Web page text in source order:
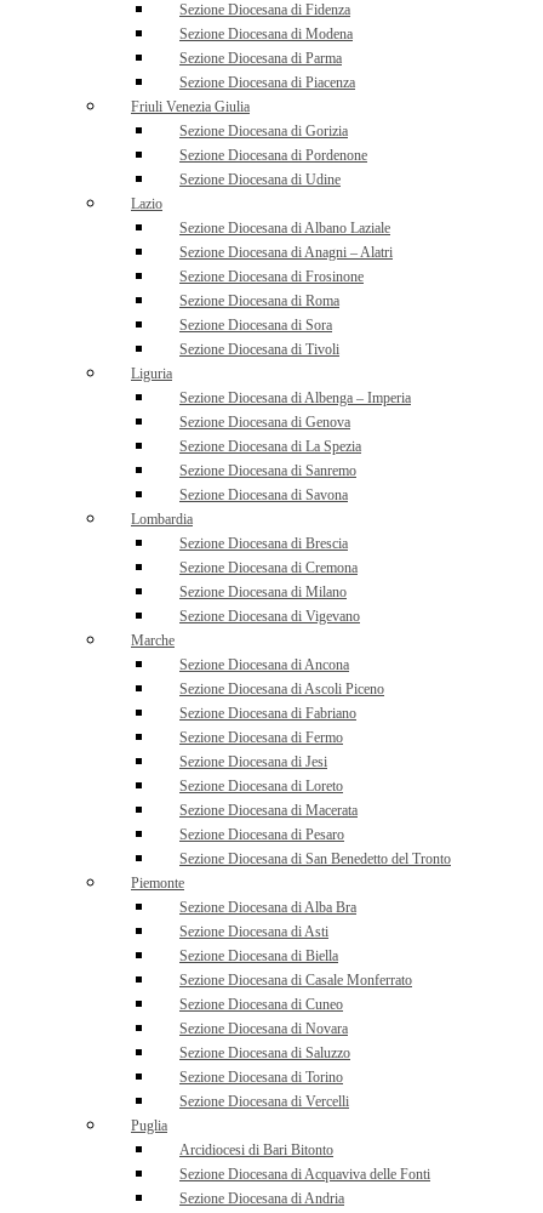
Sezione Diocesana di Fidenza
Sezione Diocesana di Modena
Sezione Diocesana di Parma
Sezione Diocesana di Piacenza
Friuli Venezia Giulia
Sezione Diocesana di Gorizia
Sezione Diocesana di Pordenone
Sezione Diocesana di Udine
Lazio
Sezione Diocesana di Albano Laziale
Sezione Diocesana di Anagni – Alatri
Sezione Diocesana di Frosinone
Sezione Diocesana di Roma
Sezione Diocesana di Sora
Sezione Diocesana di Tivoli
Liguria
Sezione Diocesana di Albenga – Imperia
Sezione Diocesana di Genova
Sezione Diocesana di La Spezia
Sezione Diocesana di Sanremo
Sezione Diocesana di Savona
Lombardia
Sezione Diocesana di Brescia
Sezione Diocesana di Cremona
Sezione Diocesana di Milano
Sezione Diocesana di Vigevano
Marche
Sezione Diocesana di Ancona
Sezione Diocesana di Ascoli Piceno
Sezione Diocesana di Fabriano
Sezione Diocesana di Fermo
Sezione Diocesana di Jesi
Sezione Diocesana di Loreto
Sezione Diocesana di Macerata
Sezione Diocesana di Pesaro
Sezione Diocesana di San Benedetto del Tronto
Piemonte
Sezione Diocesana di Alba Bra
Sezione Diocesana di Asti
Sezione Diocesana di Biella
Sezione Diocesana di Casale Monferrato
Sezione Diocesana di Cuneo
Sezione Diocesana di Novara
Sezione Diocesana di Saluzzo
Sezione Diocesana di Torino
Sezione Diocesana di Vercelli
Puglia
Arcidiocesi di Bari Bitonto
Sezione Diocesana di Acquaviva delle Fonti
Sezione Diocesana di Andria